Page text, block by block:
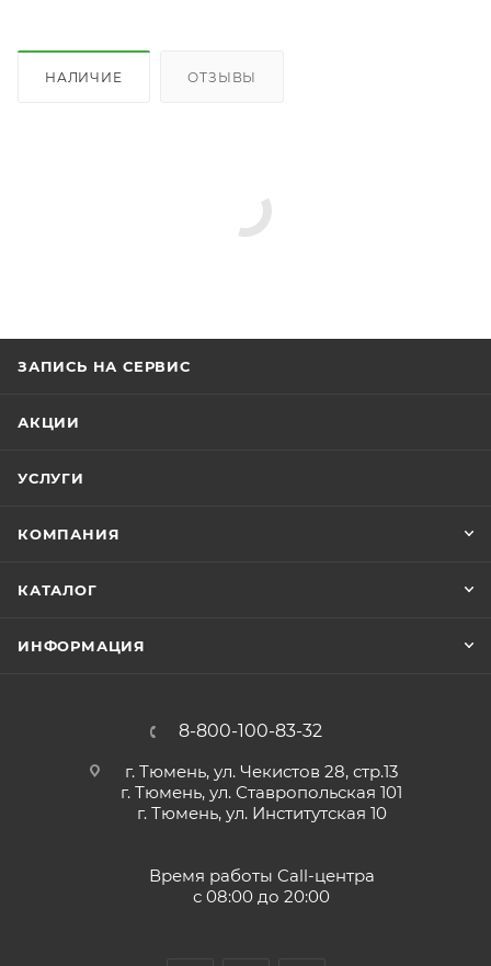
НАЛИЧИЕ ОТЗЫВЫ
ЗАПИСЬ НА СЕРВИС
АКЦИИ
УСЛУГИ
КОМПАНИЯ
КАТАЛОГ
ИНФОРМАЦИЯ
8-800-100-83-32
г. Тюмень, ул. Чекистов 28, стр.13
г. Тюмень, ул. Ставропольская 101
г. Тюмень, ул. Институтская 10
Время работы Call-центра
с 08:00 до 20:00